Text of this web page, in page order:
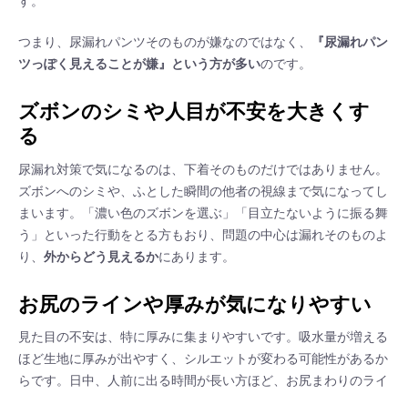
つまり、尿漏れパンツそのものが嫌なのではなく、
『尿漏れパン
ツっぽく見えることが嫌』という方が多いのです。
ズボンのシミや人目が不安を大きくす
る
尿漏れ対策で気になるのは、下着そのものだけではありません。
ズボンへのシミや、ふとした瞬間の他者の視線まで気になってし
まいます。「濃い色のズボンを選ぶ」「目立たないように振る舞
う」といった行動をとる方もおり、問題の中心は漏れそのものよ
り、 外からどう見えるかにあります。
お尻のラインや厚みが気になりやすい
見た目の不安は、特に厚みに集まりやすいです。吸水量が増える
ほど生地に厚みが出やすく、シルエットが変わる可能性があるか
らです。日中、人前に出る時間が長い方ほど、お尻まわりのライ